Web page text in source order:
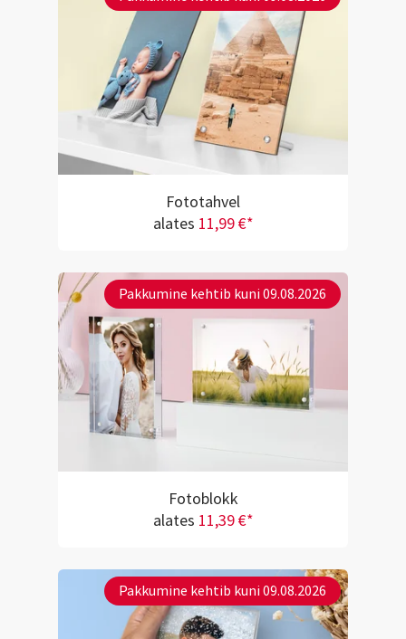
Fototahvel
alates 11,99 €*
Pakkumine kehtib kuni 09.08.2026
Fotoblokk
alates 11,39 €*
Pakkumine kehtib kuni 09.08.2026